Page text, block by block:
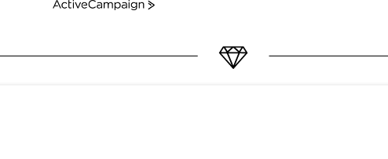
ActiveCampaign